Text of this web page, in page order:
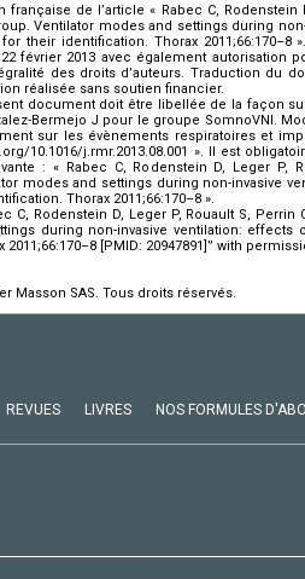
française de l’article « Rabec C, Rodenstein
Ventilator modes and settings during
their identification. Thorax 2011;66:170–8
février 2013 avec également autorisation
des droits d’auteurs. Traduction du
réalisée sans soutien financier.
document doit être libellée de la façon
Bermejo J pour le groupe SomnoVNI.
sur les évènements respiratoires et
10.1016/j.rmr.2013.08.001 ». Il est
: « Rabec C, Rodenstein D, Leger P,
modes and settings during non-invasive
Thorax 2011;66:170–8 ».
C, Rodenstein D, Leger P, Rouault S,
during non-invasive ventilation: effects
[PMID: 20947891]” with
Masson SAS. Tous droits réservés.
REVUES LIVRES NOS FORMULES